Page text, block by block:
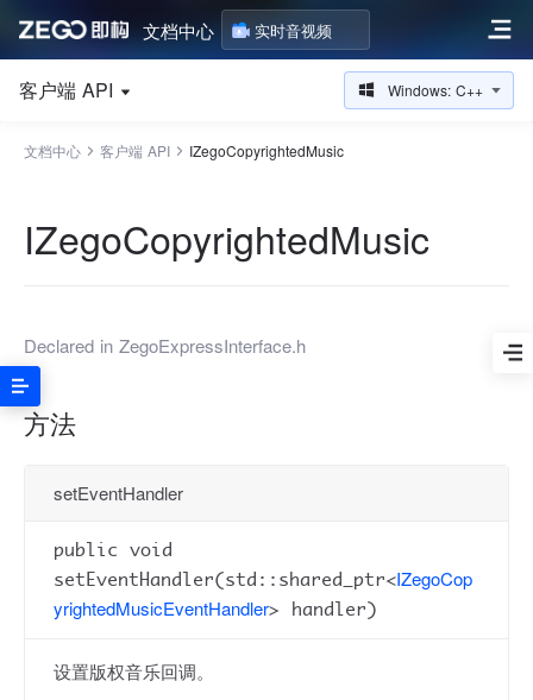
文档中心 实时音视频
客户端 API Windows: C++
文档中心 客户端 API IZegoCopyrightedMusic
IZegoCopyrightedMusic
Declared in ZegoExpressInterface.h
方法
setEventHandler
public void
setEventHandler(std::shared_ptr<IZegoCop
yrightedMusicEventHandler> handler)
设置版权音乐回调。